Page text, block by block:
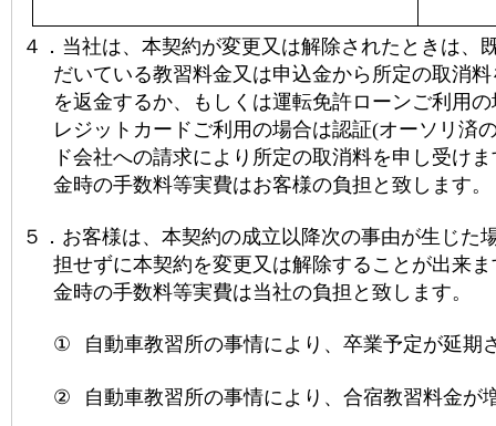
４． 当社は、本契約が変更又は解除されたときは、
だいている教習料金又は申込金から所定の取消
を返金するか、もしくは運転免許ローンご利用
レジットカードご利用の場合は認証(オーソリ済
ド会社への請求により所定の取消料を申し受け
金時の手数料等実費はお客様の負担と致します。
５． お客様は、本契約の成立以降次の事由が生じた
担せずに本契約を変更又は解除することが出来
金時の手数料等実費は当社の負担と致します。
① 自動車教習所の事情により、卒業予定が延期
② 自動車教習所の事情により、合宿教習料金が